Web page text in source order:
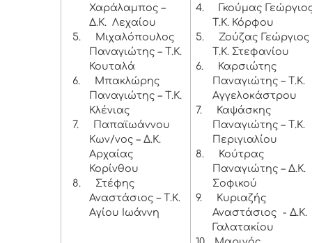
Χαράλαμπος –
Δ.Κ. Λεχαίου
5.
Μιχαλόπουλος
Παναγιώτης – Τ.Κ.
Κουταλά
6.
Μπακλώρης
Παναγιώτης – Τ.Κ.
Κλένιας
7.
Παπαϊωάννου
Κων/νος – Δ.Κ.
Αρχαίας
Κορίνθου
8.
Στέφης
Αναστάσιος – Τ.Κ.
Αγίου Ιωάννη
4.
Γκούμας
Τ.Κ. Κόρφου
5.
Ζούζας Γεώργιος
Τ.Κ. Στεφανίου
6.
Καρσιώτης
Παναγιώτης – Τ.Κ.
Αγγελοκάστρου
7.
Καψάσκης
Παναγιώτης – Τ.Κ.
Περιγιαλίου
8.
Κούτρας
Παναγιώτης – Δ.Κ.
Σοφικού
9.
Κυριαζής
Αναστάσιος - Δ.Κ.
Γαλατακίου